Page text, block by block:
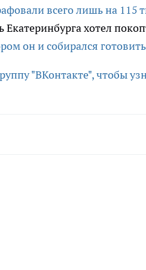
всего лишь на 115
хотел
он и собирался
"ВКонтакте", чтобы